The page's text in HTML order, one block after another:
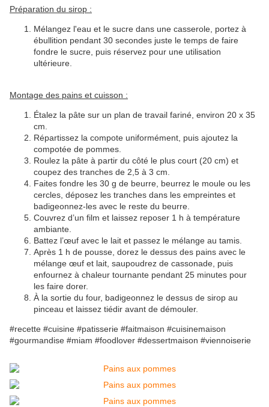
Préparation du sirop :
Mélangez l'eau et le sucre dans une casserole, portez à
ébullition pendant 30 secondes juste le temps de faire
fondre le sucre, puis réservez pour une utilisation
ultérieure.
Montage des pains et cuisson :
Étalez la pâte sur un plan de travail fariné, environ 20 x 35
cm.
Répartissez la compote uniformément, puis ajoutez la
compotée de pommes.
Roulez la pâte à partir du côté le plus court (20 cm) et
coupez des tranches de 2,5 à 3 cm.
Faites fondre les 30 g de beurre, beurrez le moule ou les
cercles, déposez les tranches dans les empreintes et
badigeonnez-les avec le reste du beurre.
Couvrez d’un film et laissez reposer 1 h à température
ambiante.
Battez l’œuf avec le lait et passez le mélange au tamis.
Après 1 h de pousse, dorez le dessus des pains avec le
mélange œuf et lait, saupoudrez de cassonade, puis
enfournez à chaleur tournante pendant 25 minutes pour
les faire dorer.
À la sortie du four, badigeonnez le dessus de sirop au
pinceau et laissez tiédir avant de démouler.
#recette #cuisine #patisserie #faitmaison #cuisinemaison
#gourmandise #miam #foodlover #dessertmaison #viennoiserie